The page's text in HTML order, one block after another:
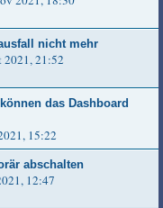
nicht mehr
2021, 21:52
das Dashboard
15:22
abschalten
12:47